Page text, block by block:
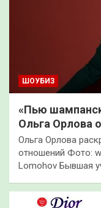
ШОУБИЗ
«Пью
Ольга Орлова
Ольга Орлова
отношений Фото:
Lomohov Бывшая